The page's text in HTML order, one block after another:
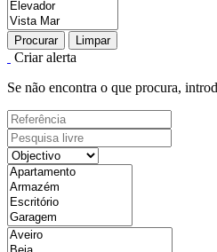
Procurar Limpar
Criar alerta
Se não encontra o que procura,